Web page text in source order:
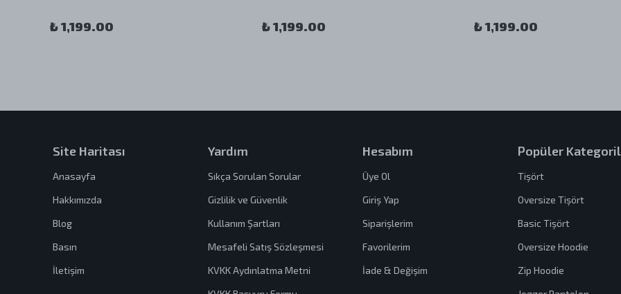
₺ 1,199.00 ₺ 1,199.00 ₺ 1,199.00
Site Haritası
Anasayfa
Hakkımızda
Blog
Basın
İletişim
Yardım
Sıkça Sorulan Sorular
Gizlilik ve Güvenlik
Kullanım Şartları
Mesafeli Satış Sözleşmesi
KVKK Aydınlatma Metni
Hesabım
Üye Ol
Giriş Yap
Siparişlerim
Favorilerim
İade & Değişim
Popüler
Tişört
Oversize Tişört
Basic Tişört
Oversize Hoodie
Zip Hoodie